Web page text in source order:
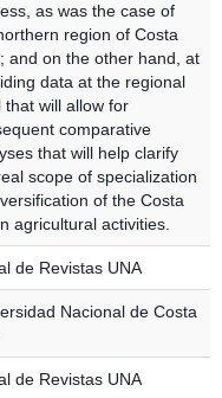
as was the case of
region of Costa
and on the other hand, at
data at the regional
that will allow for
comparative
that will help clarify
scope of specialization
of the Costa
agricultural activities.
de Revistas UNA
Nacional de Costa
de Revistas UNA